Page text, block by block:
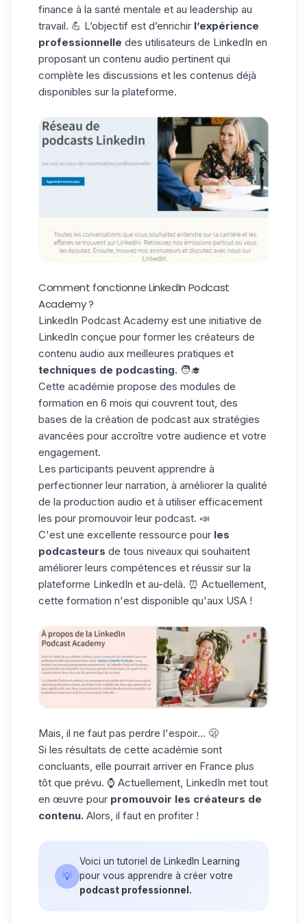
finance à la santé mentale et au leadership au
travail. 💪 L’objectif est d’enrichir l’expérience
professionnelle des utilisateurs de LinkedIn en
proposant un contenu audio pertinent qui
complète les discussions et les contenus déjà
disponibles sur la plateforme.
Comment fonctionne LinkedIn Podcast
Academy ?
LinkedIn Podcast Academy est une initiative de
LinkedIn conçue pour former les créateurs de
contenu audio aux meilleures pratiques et
techniques de podcasting. 🧑‍🎓
Cette académie propose des modules de
formation en 6 mois qui couvrent tout, des
bases de la création de podcast aux stratégies
avancées pour accroître votre audience et votre
engagement.
Les participants peuvent apprendre à
perfectionner leur narration, à améliorer la qualité
de la production audio et à utiliser efficacement
les pour promouvoir leur podcast. 📣
C'est une excellente ressource pour les
podcasteurs de tous niveaux qui souhaitent
améliorer leurs compétences et réussir sur la
plateforme LinkedIn et au-delà. ⏰ Actuellement,
cette formation n'est disponible qu'aux USA !
Mais, il ne faut pas perdre l'espoir... 🫢
Si les résultats de cette académie sont
concluants, elle pourrait arriver en France plus
tôt que prévu. ⌚ Actuellement, LinkedIn met tout
en œuvre pour promouvoir les créateurs de
contenu. Alors, il faut en profiter !
💡
Voici un tutoriel de LinkedIn Learning
pour vous apprendre à créer votre
podcast professionnel.